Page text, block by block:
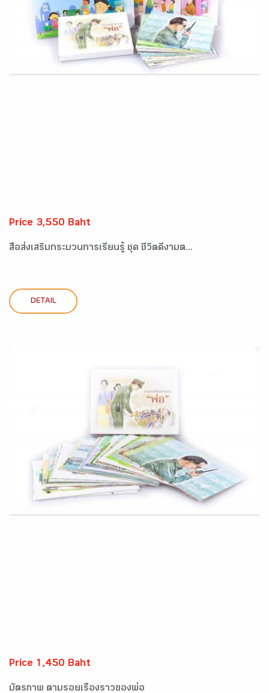
Price 3,550 Baht
สื่อส่งเสริมกระบวนการเรียนรู้ ชุด ชีวิตดีงามต...
DETAIL
Price 1,450 Baht
บัตรภาพ ตามรอยเรื่องราวของพ่อ